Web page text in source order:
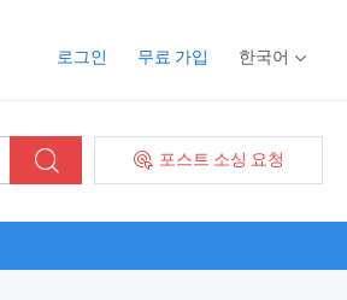
로그인 무료 가입 한국어
포스트 소싱 요청